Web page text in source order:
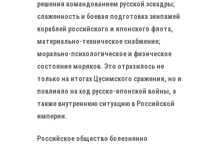
решения командованием русской эскадры;
слаженность и боевая подготовка экипажей
кораблей российского и японского флота,
материально-техническое снабжение;
морально-психологическое и физическое
состояние моряков. Это отразилось не
только на итогах Цусимского сражения, но и
повлияло на ход русско-японской войны, а
также внутреннюю ситуацию в Российской
империи.
Российское общество болезненно